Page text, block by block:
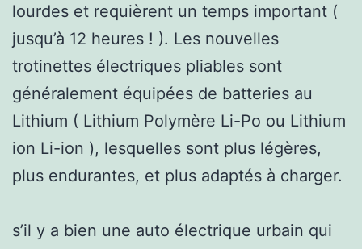
lourdes et requièrent un temps important (
jusqu’à 12 heures ! ). Les nouvelles
trotinettes électriques pliables sont
généralement équipées de batteries au
Lithium ( Lithium Polymère Li-Po ou Lithium
ion Li-ion ), lesquelles sont plus légères,
plus endurantes, et plus adaptés à charger.
s’il y a bien une auto électrique urbain qui